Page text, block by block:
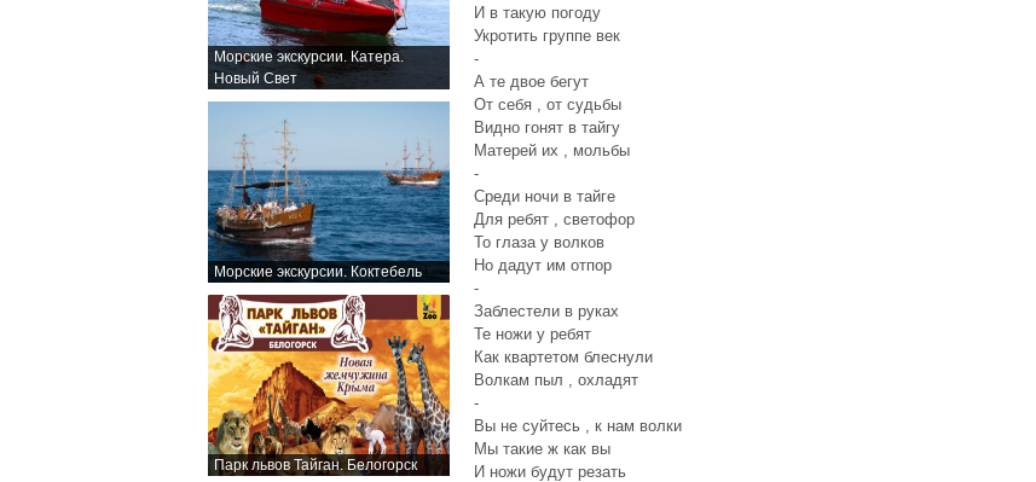
Морские экскурсии. Катера.
Новый Свет
Морские экскурсии. Коктебель
Парк львов Тайган. Белогорск
И в такую погоду
Укротить группе век
-
А те двое бегут
От себя , от судьбы
Видно гонят в тайгу
Матерей их , мольбы
-
Среди ночи в тайге
Для ребят , светофор
То глаза у волков
Но дадут им отпор
-
Заблестели в руках
Те ножи у ребят
Как квартетом блеснули
Волкам пыл , охладят
-
Вы не суйтесь , к нам волки
Мы такие ж как вы
И ножи будут резать